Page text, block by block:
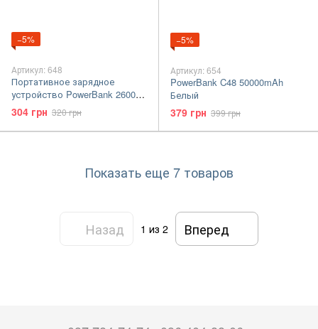
−5%
Артикул: 648
Портативное зарядное
устройство PowerBank 2600
Розовый
304 грн 320 грн
−5%
Артикул: 654
PowerBank C48 50000mAh
Белый
379 грн 399 грн
Показать еще 7 товаров
Назад 1 из 2 Вперед